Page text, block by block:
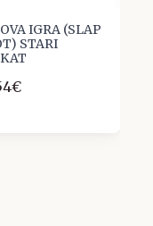
IGRA (SLAP
STARI